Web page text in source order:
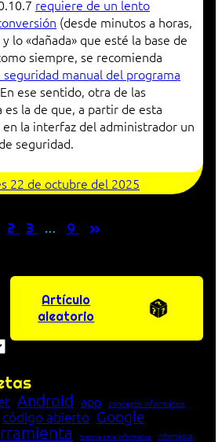
requiere de un lento
(desde minutos a horas,
lo «dañada» que esté la base de
siempre, se recomienda
seguridad manual del programa
ese sentido, otra de las
la de que, a partir de esta
la interfaz del administrador un
seguridad.
22 de octubre del 2025
2 3 … 9 »
Artículo
aleatorio
Android app concepto informático
código abierto Google
historia de la Informática Informática